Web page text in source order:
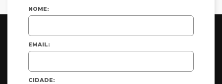
NOME:
EMAIL:
CIDADE: